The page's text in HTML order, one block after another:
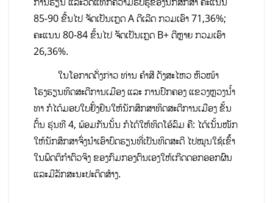
85-90 ຂື້ນໄປ ຈັດເປັນເກຼດ A ດີເລີດ ກວມເອົາ 71,36%;
ຄະແນນ 80-84 ຂຶ້ນໄປ ຈັດເປັນເກຼດ B+ ດີຫຼາຍ ກວມເອົາ
26,36%.
ໃນໂອກາດດັ່ງກ່າວ ທ່ານ ຄໍາສີ ດັງສະໄຫວ ຫົວໜ້າ
ໂຮງຮຽນທິດສະດີການເມືອງ ແລະ ການປົກຄອງ ແຂວງຫຼວງນໍ້າ
ທາ ກໍໄດ້ມອບໃບຢັ້ງຢຶນໃຫ້ນັກສຶກສາທິດສະດີການເມືອງ ຂັ້ນ
ຕົ້ນ ຮຸ່ນທີ 4, ພ້ອມກັນນັ້ນ ກໍໄດ້ໃຫ້ທິດໂອ້ລົມ ຄື: ໄດ້ເນັ້ນໜັກ
ໃຫ້ນັກສຶກສາຈົ່ງນໍາເອົາບົດຮຽນທີ່ເປັນທິດສະດີ ໄປໝູນໃຊ້ເຂົ້້າ
ໃນພຶດຕິກໍາຕົວຈິງ ຂອງກົມກອງຕົນເອງໃຫ້ເກີດດອກອອກຜົນ
ແລະມີລັກສະນະປະດິດສ້າງ.